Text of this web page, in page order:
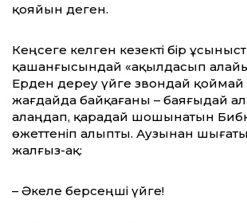
қояйын деген.
Кеңсеге келген кезекті бір
қашанғысындай «ақылдасып
Ерден дереу үйге звондай
жағдайда байқағаны – баяғыдай
алаңдап, қарадай шошынатын
өжеттеніп алыпты. Аузынан
жалғыз-ақ:
– Әкеле берсеңші үйге!